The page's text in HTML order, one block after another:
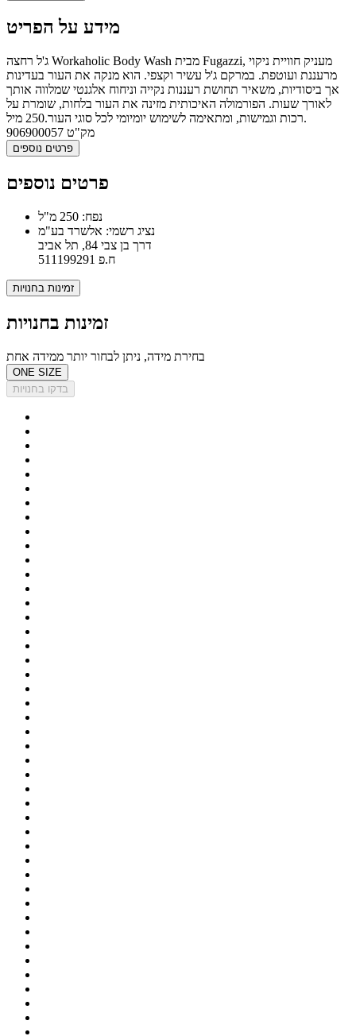
מידע על הפריט
ג'ל רחצה Workaholic Body Wash מבית Fugazzi, מעניק חוויית ניקוי
מרעננת ועוטפת. במרקם ג'ל עשיר וקצפי. הוא מנקה את העור בעדינות
אך ביסודיות, משאיר תחושת רעננות נקייה וניחוח אלגנטי שמלווה אותך
לאורך שעות. הפורמולה האיכותית מזינה את העור בלחות, שומרת על
רכות וגמישות, ומתאימה לשימוש יומיומי לכל סוגי העור.250 מיל.
מק"ט 906900057
פרטים נוספים
פרטים נוספים
נפח: 250 מ"ל
נציג רשמי: אלשרד בע"מ
דרך בן צבי 84, תל אביב
ח.פ 511199291
זמינות בחנויות
זמינות בחנויות
בחירת מידה, ניתן לבחור יותר ממידה אחת
ONE SIZE
בדקו בחנויות